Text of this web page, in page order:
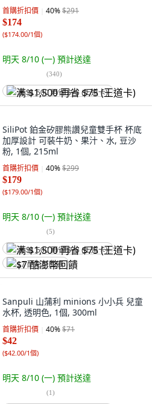
首購折扣價 40%$291
$174
($174.00/1個)
明天 8/10 (一) 預計送達
(340)
满 $1,500 再省 $75 (王道卡)
SiliPot 鉑金矽膠熊讚兒童雙手杯 杯底
加厚設計 可裝牛奶、果汁、水, 豆沙
粉, 1個, 215ml
首購折扣價 40%$299
$179
($179.00/1個)
明天 8/10 (一) 預計送達
(5)
满 $1,500 再省 $75 (王道卡)
$7 酷澎幣回饋
Sanpuli 山蒲利 minions 小小兵 兒童
水杯, 透明色, 1個, 300ml
首購折扣價 40%$71
$42
($42.00/1個)
明天 8/10 (一) 預計送達
(1)